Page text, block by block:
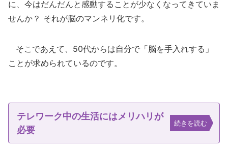
に、今はだんだんと感動することが少なくなってきていま
せんか？ それが脳のマンネリ化です。
そこであえて、50代からは自分で「脳を手入れする」
ことが求められているのです。
テレワーク中の生活にはメリハリが
必要
続きを読む